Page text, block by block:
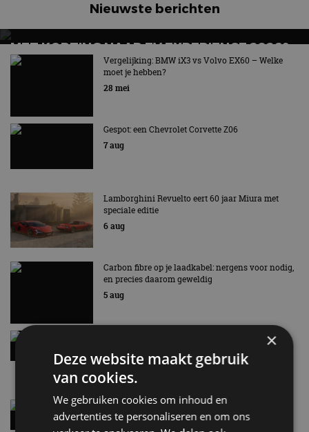
Nieuwste berichten
MET KORTING NAAR EV EXPERIENCE 2026?
AUTORAI REGELT HET!
EV Experience 2026 van 24 tot 26 september
Vergelijking: BMW iX3 vs Volvo EX60 – Welke
moet je hebben?
28 mei
Gespot: een Chevrolet Corvette Z06
7 aug
Lamborghini Revuelto eert 60 jaar Miura met
speciale editie
6 aug
Carbon fibre op je laadkabel: nergens voor nodig,
en precies daarom geweldig
5 aug
Hennessey Blackbird krijgt atmosferische V8 en
5 aug
Audi A2 e-Tron mikt op verbruik van 12,8 kWh
per 100 kilometer
×
Deze website maakt gebruik
van cookies.
We gebruiken cookies om inhoud en
advertenties te personaliseren en om ons